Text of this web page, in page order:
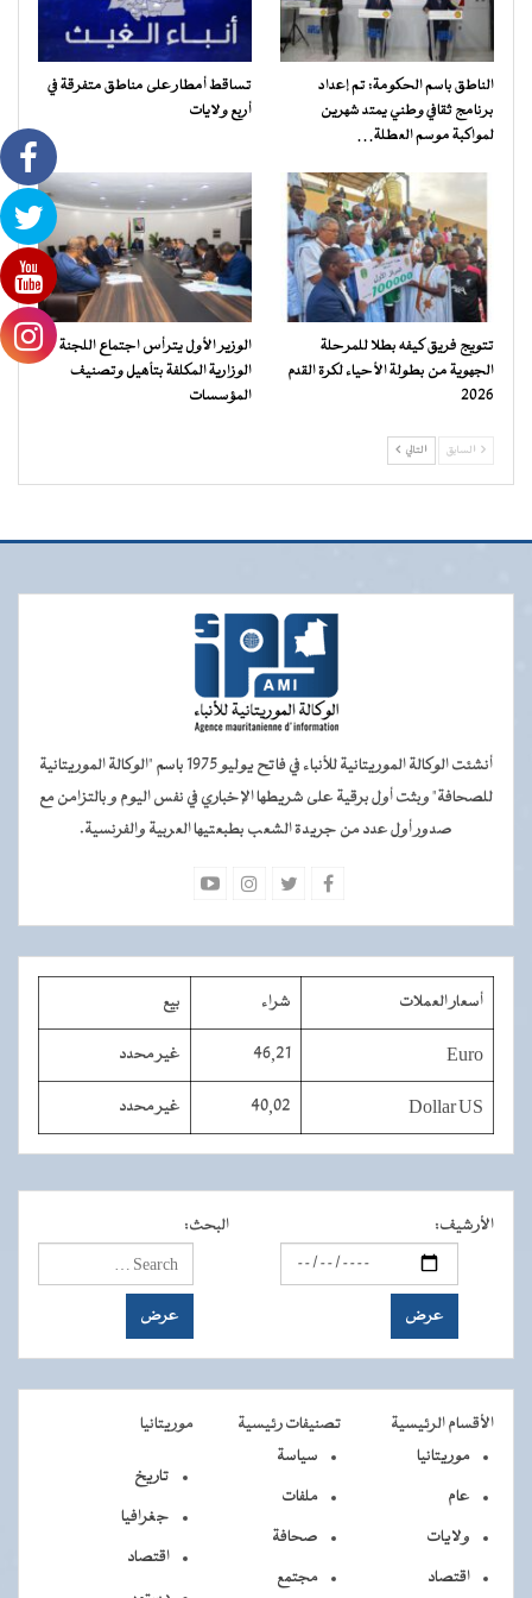
الناطق باسم الحكومة: تم إعداد
برنامج ثقافي وطني يمتد شهرين
لمواكبة موسم العطلة…
تساقط أمطار على مناطق متفرقة في
أربع ولايات
تتويج فريق كيفه بطلا للمرحلة
الجهوية من بطولة الأحياء لكرة القدم
2026
الوزير الأول يترأس اجتماع اللجنة
الوزارية المكلفة بتأهيل وتصنيف
المؤسسات
السابق التالي
أنشئت الوكالة الموريتانية للأنباء في فاتح يوليو 1975 باسم "الوكالة الموريتانية
للصحافة" وبثت أول برقية على شريطها الإخباري في نفس اليوم و بالتزامن مع
صدور أول عدد من جريدة الشعب بطبعتيها العربية والفرنسية.
أسعار العملات شراء بيع
Euro
46,21 غير محدد
Dollar US
40,02 غير محدد
الأرشيف: البحث:
الأقسام الرئيسية تصنيفات رئيسية
موريتانيا
موريتانيا
عام
ولايات
اقتصاد
سياسة
ملفات
صحافة
مجتمع
تاريخ
جغرافيا
اقتصاد